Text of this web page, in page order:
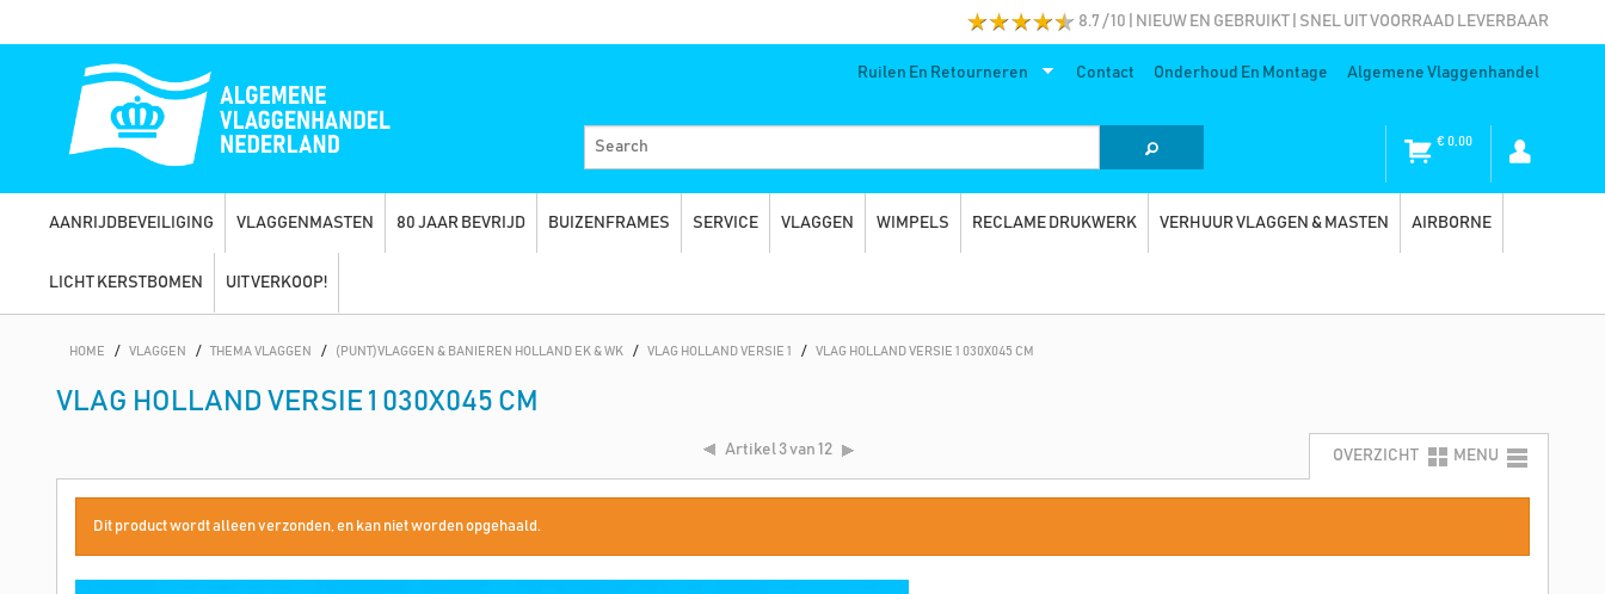
8.7 / 10 | NIEUW EN GEBRUIKT | SNEL UIT VOORRAAD LEVERBAAR
Ruilen En Retourneren Contact Onderhoud En Montage Algemene Vlaggenhandel
€0,00
AANRIJDBEVEILIGING VLAGGENMASTEN 80 JAAR BEVRIJD BUIZENFRAMES SERVICE VLAGGEN WIMPELS RECLAME DRUKWERK VERHUUR VLAGGEN & MASTEN AIRBORNE
LICHT KERSTBOMEN UITVERKOOP!
HOME / VLAGGEN / THEMA VLAGGEN / (PUNT)VLAGGEN & BANIEREN HOLLAND EK & WK / VLAG HOLLAND VERSIE 1 / VLAG HOLLAND VERSIE 1 030X045 CM
VLAG HOLLAND VERSIE 1 030X045 CM
Artikel3 van 12 OVERZICHT MENU
Dit product wordt alleen verzonden, en kan niet worden opgehaald.